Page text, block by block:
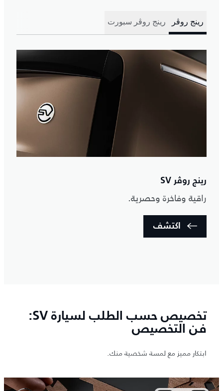
رينج روڤر رينج روڤر سبورت
رينج روڤر SV
راقية وفاخرة وحصرية.
اكتشف
تخصيص حسب الطلب لسيارة SV:
فن التخصيص
ابتكار مميز مع لمسة شخصية منك.